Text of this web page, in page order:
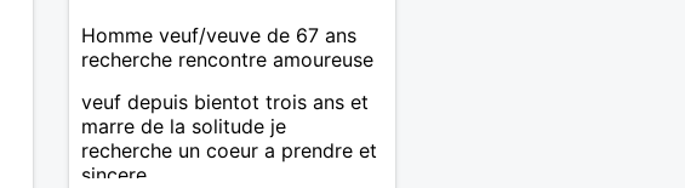
Homme veuf/veuve de 67 ans
recherche rencontre amoureuse
veuf depuis bientot trois ans et
marre de la solitude je
recherche un coeur a prendre et
sincere